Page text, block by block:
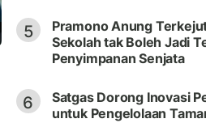
5
Pramono Anung
Sekolah tak Boleh Jadi
Penyimpanan Senjata
6
Satgas Dorong Inovasi
untuk Pengelolaan